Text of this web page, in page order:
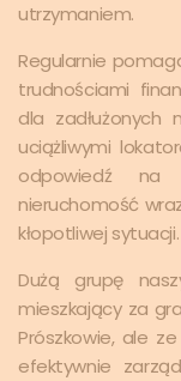
utrzymaniem.
Regularnie
trudnościami
dla zadłużonych
uciążliwymi
odpowiedź na
nieruchomość
kłopotliwej sytuacji.
Dużą grupę
mieszkający za
Prószkowie, ale
efektywnie